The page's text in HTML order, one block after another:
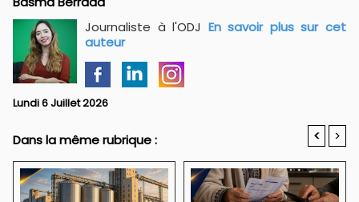
Journaliste à l'ODJ En savoir plus sur cet
auteur
Lundi 6 Juillet 2026
Dans la même rubrique : < >